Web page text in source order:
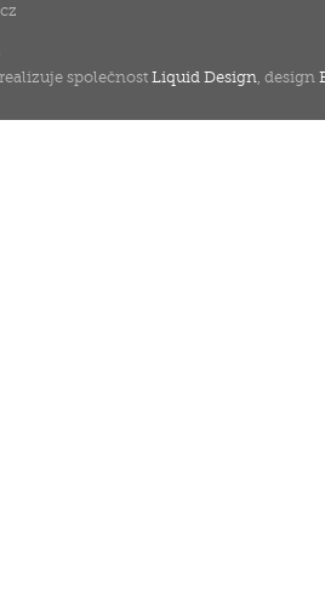
realizuje společnostLiquid Design , design